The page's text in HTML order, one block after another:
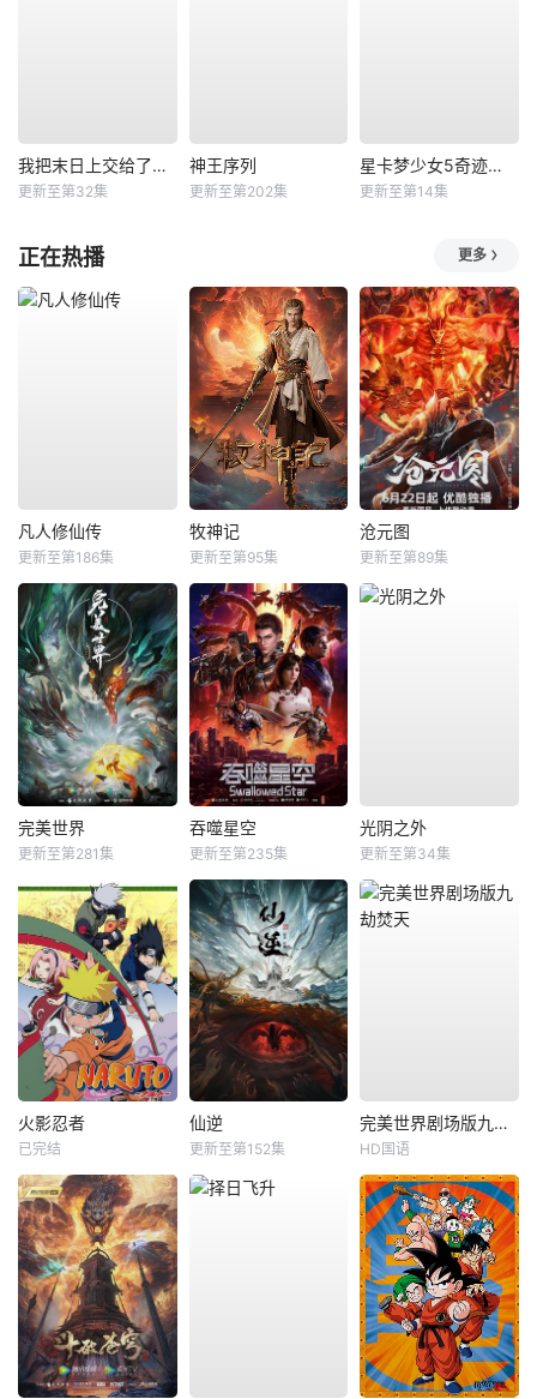
我把末日上交给了国家
更新至第32集
神王序列
更新至第202集
星卡梦少女5奇迹绽放
更新至第14集
正在热播 更多
凡人修仙传
更新至第186集
牧神记
更新至第95集
沧元图
更新至第89集
完美世界
更新至第281集
吞噬星空
更新至第235集
光阴之外
更新至第34集
火影忍者
已完结
仙逆
更新至第152集
完美世界剧场版九劫焚天
HD国语